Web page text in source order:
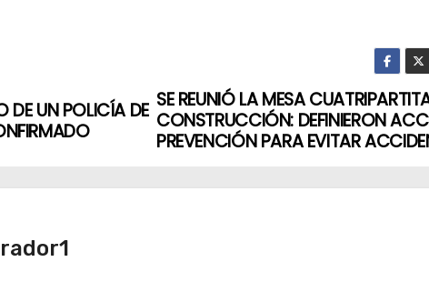
SE REUNIÓ LA MESA
CONSTRUCCIÓN: DEFINIERON
PREVENCIÓN PARA EVITAR
DE UN POLICÍA DE